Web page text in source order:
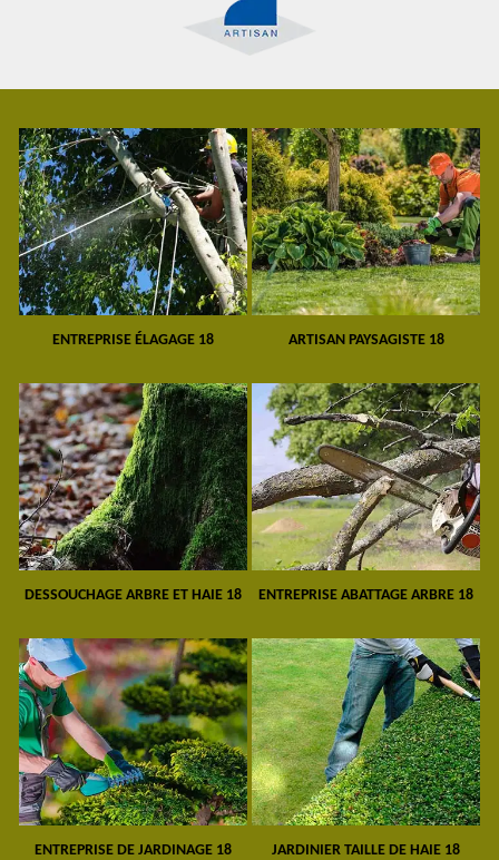
ENTREPRISE ÉLAGAGE 18 ARTISAN PAYSAGISTE 18
DESSOUCHAGE ARBRE ET HAIE 18 ENTREPRISE ABATTAGE ARBRE 18
ENTREPRISE DE JARDINAGE 18 JARDINIER TAILLE DE HAIE 18